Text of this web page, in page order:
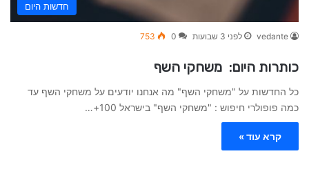
חדשות היום
vedante לפני 3 שבועות 0
753
כותרות היום: משחקי השף
כל החדשות על "משחקי השף" מה אנחנו יודעים על משחקי השף עד
כמה פופולרי חיפוש : "משחקי השף" בישראל 100+…
קרא עוד »